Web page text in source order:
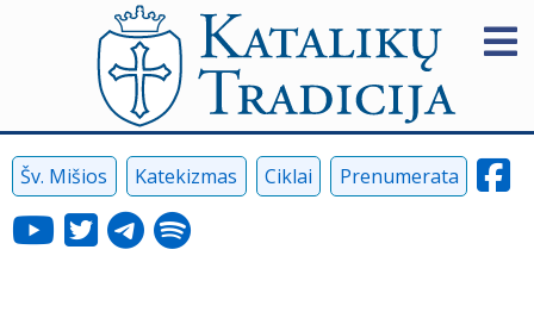
Šv. Mišios Katekizmas Ciklai Prenumerata